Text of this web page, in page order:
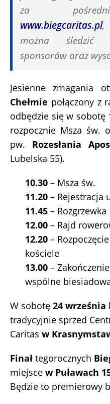
za
www.biegcaritas.pl,
można śledzić
sponsorów oraz
Jesienne zmagania
Chełmie połączony z
odbędzie się w sobotę
rozpocznie Msza św.
pw. Rozesłania
Lubelska 55).
10.30 – Msza św.
11.20 – Rejestracja
11.45 – Rozgrzewka
12.00 – Rajd
12.20 –
kościele
13.00 –
wspólne
W sobotę 24 września
tradycyjnie sprzed
Caritas w
Finał tegorocznych
miejsce w Puławach
Będzie to premierowy